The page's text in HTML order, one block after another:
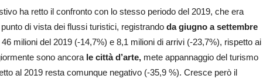
ha retto il confronto con lo stesso periodo del 2019, che era
di vista dei flussi turistici, registrando da giugno a settembre
milioni del 2019 (-14,7%) e 8,1 milioni di arrivi (-23,7%), rispetto ai
sono ancora le città d’arte, mete appannaggio del turismo
al 2019 resta comunque negativo (-35,9 %). Cresce però il